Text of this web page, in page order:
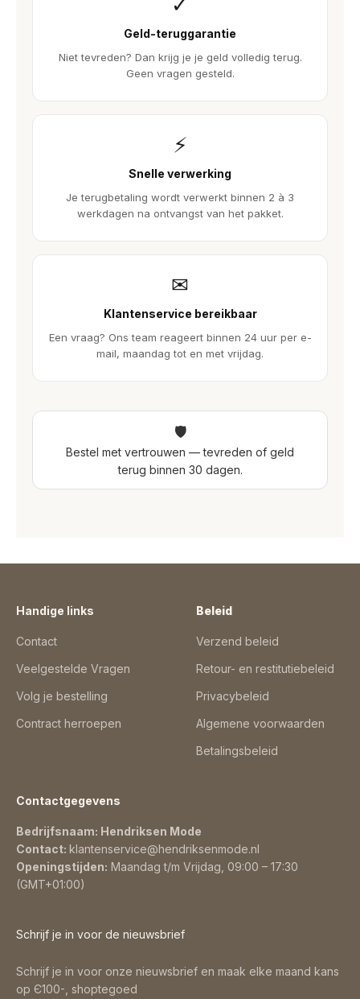
Geld-teruggarantie
Niet tevreden? Dan krijg je je geld volledig terug.
Geen vragen gesteld.
⚡
Snelle verwerking
Je terugbetaling wordt verwerkt binnen 2 à 3
werkdagen na ontvangst van het pakket.
✉
Klantenservice bereikbaar
Een vraag? Ons team reageert binnen 24 uur per e-
mail, maandag tot en met vrijdag.
🛡
Bestel met vertrouwen — tevreden of geld
terug binnen 30 dagen.
Handige links
Contact
Veelgestelde Vragen
Volg je bestelling
Contract herroepen
Beleid
Verzend beleid
Retour- en restitutiebeleid
Privacybeleid
Algemene voorwaarden
Betalingsbeleid
Contactgegevens
Bedrijfsnaam: Hendriksen Mode
Contact: klantenservice@hendriksenmode.nl
Openingstijden: Maandag t/m Vrijdag, 09:00 – 17:30
(GMT+01:00)
Schrijf je in voor de nieuwsbrief
Schrijf je in voor onze nieuwsbrief en maak elke maand kans
op Є100-, shoptegoed